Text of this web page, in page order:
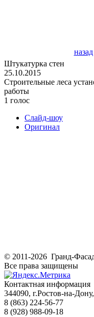
назад
Штукатурка стен
25.10.2015
Строительные леса
работы
1 голос
Слайд-шоу
Оригинал
© 2011-2026 Гранд-
Все права защищены
Контактная информация
344090, г.Ростов-на-
8 (863) 224-56-77
8 (928) 988-09-18